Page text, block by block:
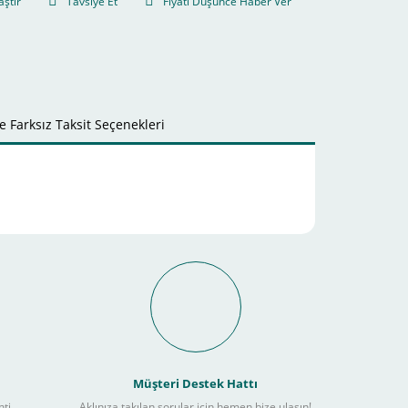
Farksız Taksit Seçenekleri
İmkanı Nasıl
Müşteri Destek Hattı